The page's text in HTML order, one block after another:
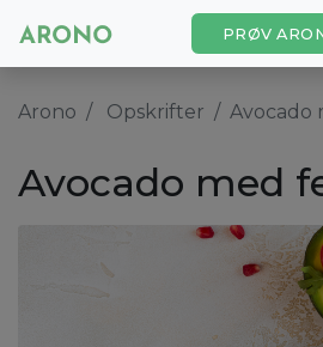
PRØV
Arono Opskrifter Avocado
Avocado med